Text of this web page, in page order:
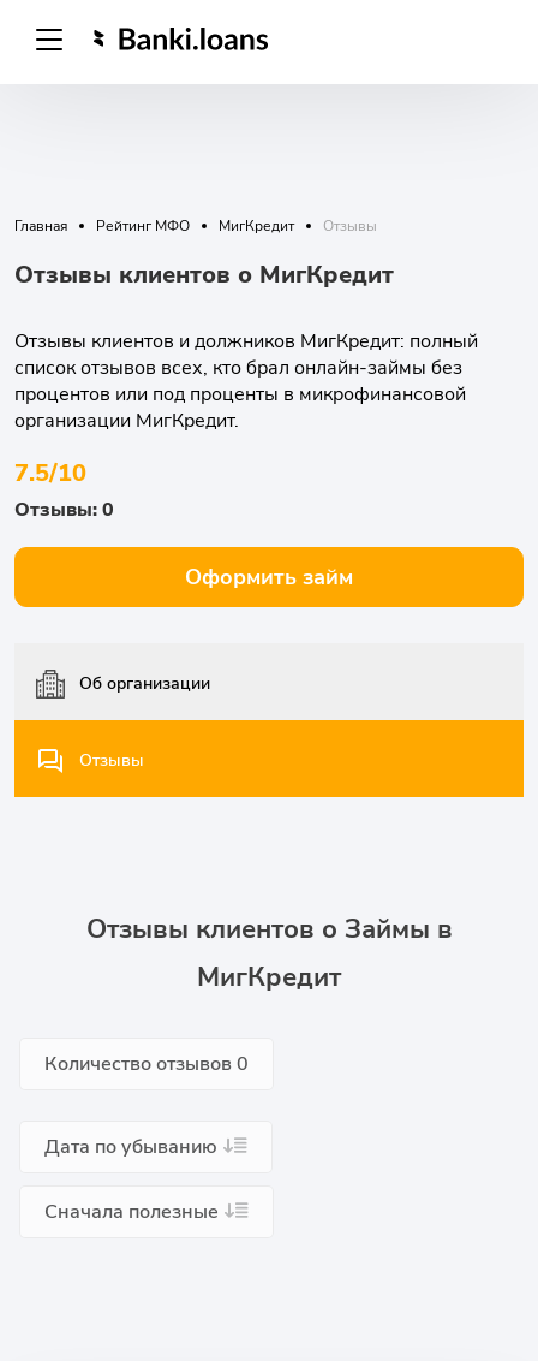
Главная Рейтинг МФО МигКредит Отзывы
Отзывы клиентов о МигКредит
Отзывы клиентов и должников МигКредит: полный
список отзывов всех, кто брал онлайн-займы без
процентов или под проценты в микрофинансовой
организации МигКредит.
7.5/10
Отзывы: 0
Оформить займ
Об организации
Отзывы
Отзывы клиентов о Займы в
МигКредит
Количество отзывов0
Дата по убыванию
Сначала полезные